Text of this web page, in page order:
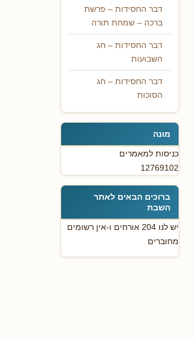
דבר החסידות – פרשת
ברכה – שמחת תורה
דבר החסידות – חג
השבועות
דבר החסידות – חג
הסוכות
מונה
כניסות למאמרים
12769102
ברוכים הבאים לאתר
השבת
יש לנו 204 אורחים ו-אין רשומים
מחוברים